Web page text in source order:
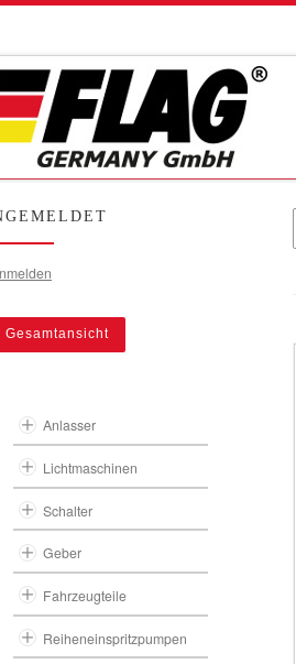
Gesamtansicht
Anlasser
Lichtmaschinen
Schalter
Geber
Fahrzeugteile
Reiheneinspritzpumpen